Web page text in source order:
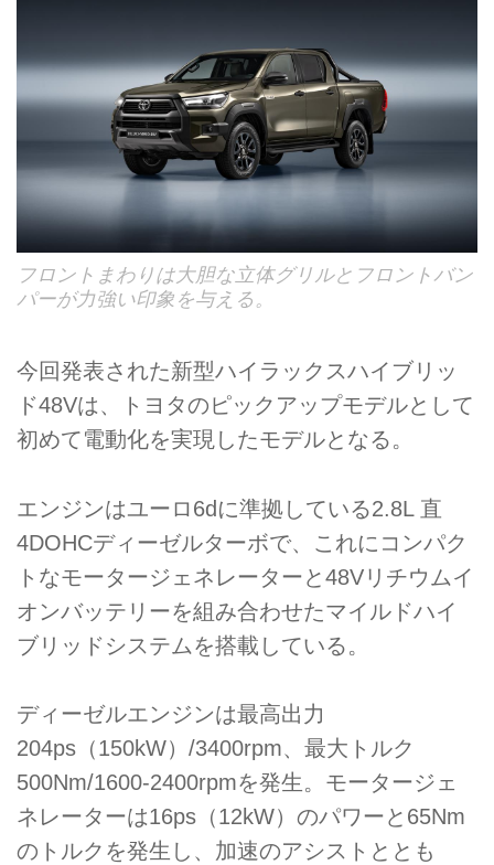
フロントまわりは大胆な立体グリルとフロントバン
パーが力強い印象を与える。
今回発表された新型ハイラックスハイブリッ
ド48Vは、トヨタのピックアップモデルとして
初めて電動化を実現したモデルとなる。
エンジンはユーロ6dに準拠している2.8L 直
4DOHCディーゼルターボで、これにコンパク
トなモータージェネレーターと48Vリチウムイ
オンバッテリーを組み合わせたマイルドハイ
ブリッドシステムを搭載している。
ディーゼルエンジンは最高出力
204ps（150kW）/3400rpm、最大トルク
500Nm/1600-2400rpmを発生。モータージェ
ネレーターは16ps（12kW）のパワーと65Nm
のトルクを発生し、加速のアシストととも